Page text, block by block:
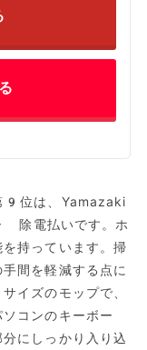
9位は、Yamazaki
除電払いです。ホ
持っています。掃
間を軽減する点に
イズのモップで、
コンのキーボー
にしっかり入り込